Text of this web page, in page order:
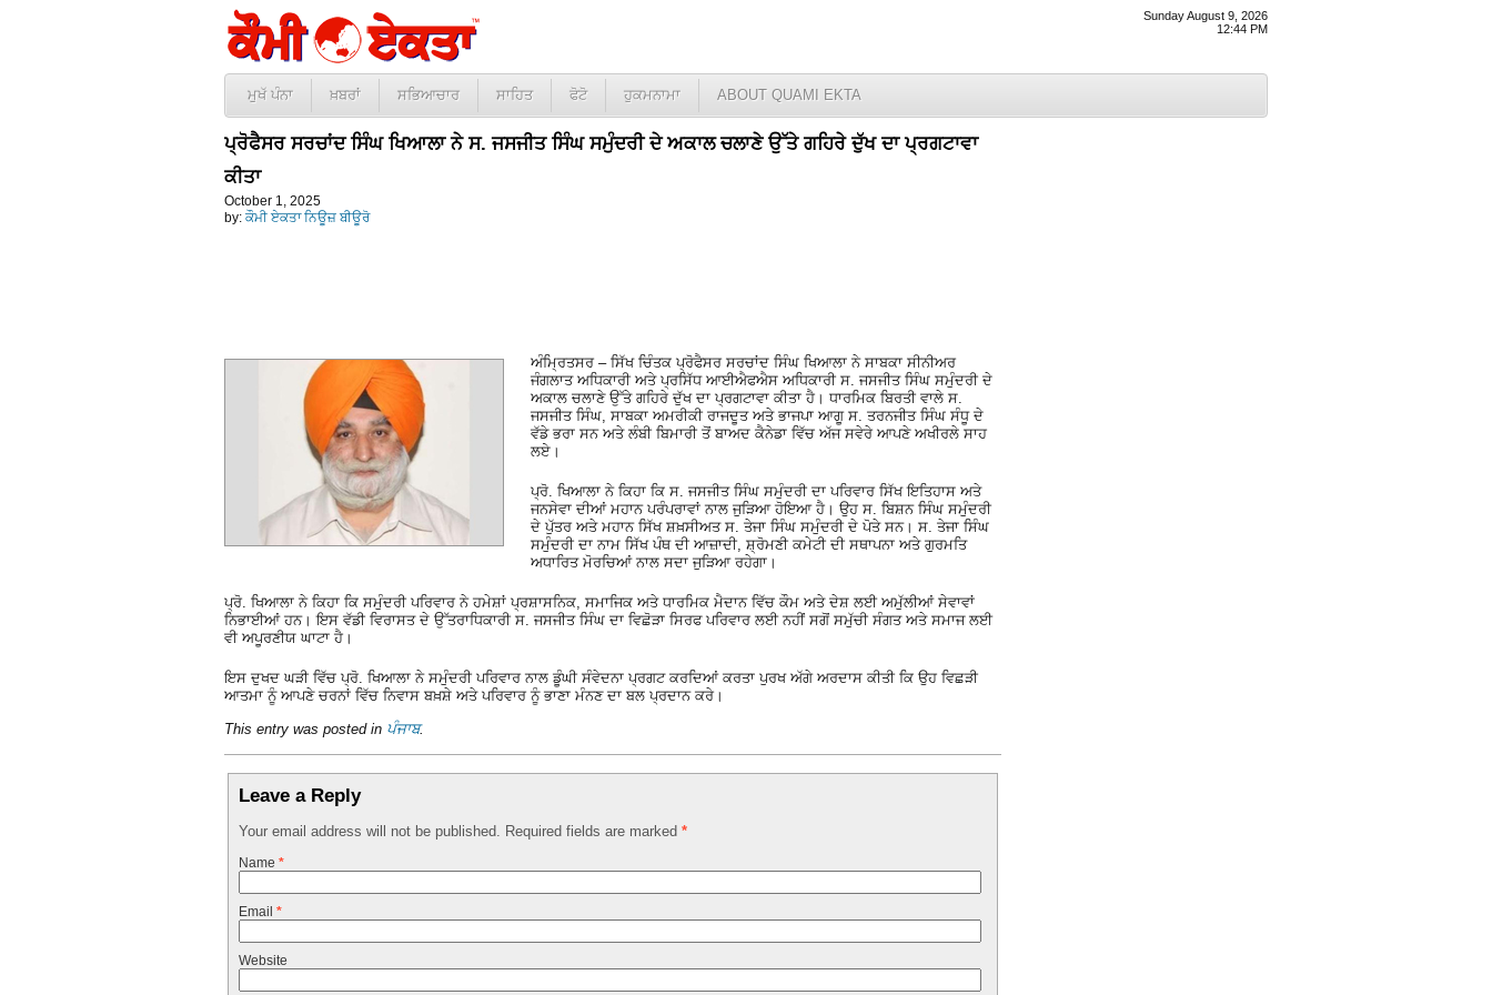
Sunday August 9, 2026
12:44 PM
ਮੁਖੱ ਪੰਨਾ ਖ਼ਬਰਾਂ ਸਭਿਆਚਾਰ ਸਾਹਿਤ ਫੋਟੋ ਹੁਕਮਨਾਮਾ ABOUT QUAMI EKTA
ਪ੍ਰੋਫੈਸਰ ਸਰਚਾਂਦ ਸਿੰਘ ਖਿਆਲਾ ਨੇ ਸ. ਜਸਜੀਤ ਸਿੰਘ ਸਮੁੰਦਰੀ ਦੇ ਅਕਾਲ ਚਲਾਣੇ ਉੱਤੇ ਗਹਿਰੇ ਦੁੱਖ ਦਾ ਪ੍ਰਗਟਾਵਾ
ਕੀਤਾ
October 1, 2025
by: ਕੌਮੀ ਏਕਤਾ ਨਿਊਜ਼ ਬੀਊਰੋ
ਅੰਮ੍ਰਿਤਸਰ – ਸਿੱਖ ਚਿੰਤਕ ਪ੍ਰੋਫੈਸਰ ਸਰਚਾਂਦ ਸਿੰਘ ਖਿਆਲਾ ਨੇ ਸਾਬਕਾ ਸੀਨੀਅਰ
ਜੰਗਲਾਤ ਅਧਿਕਾਰੀ ਅਤੇ ਪ੍ਰਸਿੱਧ ਆਈਐਫਐਸ ਅਧਿਕਾਰੀ ਸ. ਜਸਜੀਤ ਸਿੰਘ ਸਮੁੰਦਰੀ ਦੇ
ਅਕਾਲ ਚਲਾਣੇ ਉੱਤੇ ਗਹਿਰੇ ਦੁੱਖ ਦਾ ਪ੍ਰਗਟਾਵਾ ਕੀਤਾ ਹੈ। ਧਾਰਮਿਕ ਬਿਰਤੀ ਵਾਲੇ ਸ.
ਜਸਜੀਤ ਸਿੰਘ, ਸਾਬਕਾ ਅਮਰੀਕੀ ਰਾਜਦੂਤ ਅਤੇ ਭਾਜਪਾ ਆਗੂ ਸ. ਤਰਨਜੀਤ ਸਿੰਘ ਸੰਧੂ ਦੇ
ਵੱਡੇ ਭਰਾ ਸਨ ਅਤੇ ਲੰਬੀ ਬਿਮਾਰੀ ਤੋਂ ਬਾਅਦ ਕੈਨੇਡਾ ਵਿੱਚ ਅੱਜ ਸਵੇਰੇ ਆਪਣੇ ਅਖੀਰਲੇ ਸਾਹ
ਲਏ।
ਪ੍ਰੋ. ਖਿਆਲਾ ਨੇ ਕਿਹਾ ਕਿ ਸ. ਜਸਜੀਤ ਸਿੰਘ ਸਮੁੰਦਰੀ ਦਾ ਪਰਿਵਾਰ ਸਿੱਖ ਇਤਿਹਾਸ ਅਤੇ
ਜਨਸੇਵਾ ਦੀਆਂ ਮਹਾਨ ਪਰੰਪਰਾਵਾਂ ਨਾਲ ਜੁੜਿਆ ਹੋਇਆ ਹੈ। ਉਹ ਸ. ਬਿਸ਼ਨ ਸਿੰਘ ਸਮੁੰਦਰੀ
ਦੇ ਪੁੱਤਰ ਅਤੇ ਮਹਾਨ ਸਿੱਖ ਸ਼ਖ਼ਸੀਅਤ ਸ. ਤੇਜਾ ਸਿੰਘ ਸਮੁੰਦਰੀ ਦੇ ਪੋਤੇ ਸਨ। ਸ. ਤੇਜਾ ਸਿੰਘ
ਸਮੁੰਦਰੀ ਦਾ ਨਾਮ ਸਿੱਖ ਪੰਥ ਦੀ ਆਜ਼ਾਦੀ, ਸ਼੍ਰੋਮਣੀ ਕਮੇਟੀ ਦੀ ਸਥਾਪਨਾ ਅਤੇ ਗੁਰਮਤਿ
ਅਧਾਰਿਤ ਮੋਰਚਿਆਂ ਨਾਲ ਸਦਾ ਜੁੜਿਆ ਰਹੇਗਾ।
ਪ੍ਰੋ. ਖਿਆਲਾ ਨੇ ਕਿਹਾ ਕਿ ਸਮੁੰਦਰੀ ਪਰਿਵਾਰ ਨੇ ਹਮੇਸ਼ਾਂ ਪ੍ਰਸ਼ਾਸਨਿਕ, ਸਮਾਜਿਕ ਅਤੇ ਧਾਰਮਿਕ ਮੈਦਾਨ ਵਿੱਚ ਕੌਮ ਅਤੇ ਦੇਸ਼ ਲਈ ਅਮੁੱਲੀਆਂ ਸੇਵਾਵਾਂ
ਨਿਭਾਈਆਂ ਹਨ। ਇਸ ਵੱਡੀ ਵਿਰਾਸਤ ਦੇ ਉੱਤਰਾਧਿਕਾਰੀ ਸ. ਜਸਜੀਤ ਸਿੰਘ ਦਾ ਵਿਛੋੜਾ ਸਿਰਫ ਪਰਿਵਾਰ ਲਈ ਨਹੀਂ ਸਗੋਂ ਸਮੁੱਚੀ ਸੰਗਤ ਅਤੇ ਸਮਾਜ ਲਈ
ਵੀ ਅਪੂਰਣੀਯ ਘਾਟਾ ਹੈ।
ਇਸ ਦੁਖਦ ਘੜੀ ਵਿੱਚ ਪ੍ਰੋ. ਖਿਆਲਾ ਨੇ ਸਮੁੰਦਰੀ ਪਰਿਵਾਰ ਨਾਲ ਡੂੰਘੀ ਸੰਵੇਦਨਾ ਪ੍ਰਗਟ ਕਰਦਿਆਂ ਕਰਤਾ ਪੁਰਖ ਅੱਗੇ ਅਰਦਾਸ ਕੀਤੀ ਕਿ ਉਹ ਵਿਛੜੀ
ਆਤਮਾ ਨੂੰ ਆਪਣੇ ਚਰਨਾਂ ਵਿੱਚ ਨਿਵਾਸ ਬਖ਼ਸ਼ੇ ਅਤੇ ਪਰਿਵਾਰ ਨੂੰ ਭਾਣਾ ਮੰਨਣ ਦਾ ਬਲ ਪ੍ਰਦਾਨ ਕਰੇ।
This entry was posted in ਪੰਜਾਬ.
Leave a Reply
Your email address will not be published. Required fields are marked *
Name *
Email *
Website